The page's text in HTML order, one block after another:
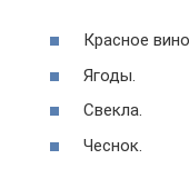
Красное
Ягоды.
Свекла.
Чеснок.